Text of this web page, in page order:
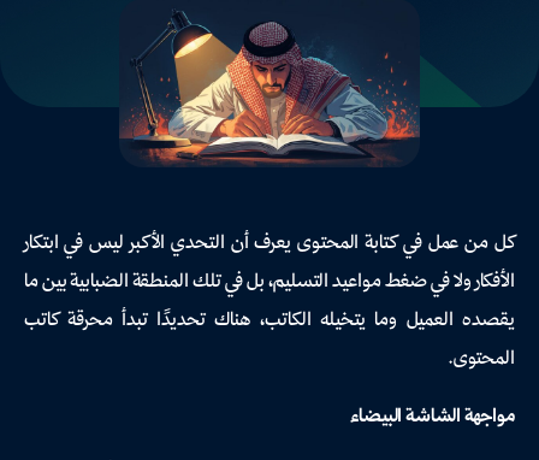
كل من عمل في كتابة المحتوى يعرف أن التحدي الأكبر ليس في ابتكار
الأفكار ولا في ضغط مواعيد التسليم، بل في تلك المنطقة الضبابية بين ما
يقصده العميل وما يتخيله الكاتب، هناك تحديدًا تبدأ محرقة كاتب
المحتوى.
مواجهة الشاشة البيضاء